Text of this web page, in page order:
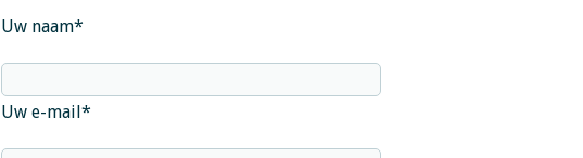
Uw naam*
Uw e-mail*